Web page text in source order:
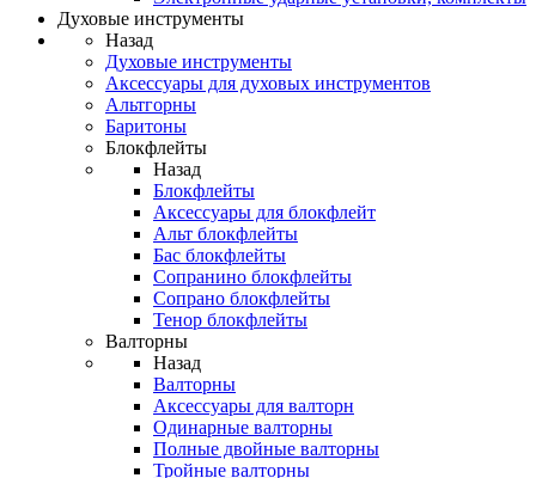
Духовые инструменты
Назад
Духовые инструменты
Аксессуары для духовых инструментов
Альтгорны
Баритоны
Блокфлейты
Назад
Блокфлейты
Аксессуары для блокфлейт
Альт блокфлейты
Бас блокфлейты
Сопранино блокфлейты
Сопрано блокфлейты
Тенор блокфлейты
Валторны
Назад
Валторны
Аксессуары для валторн
Одинарные валторны
Полные двойные валторны
Тройные валторны